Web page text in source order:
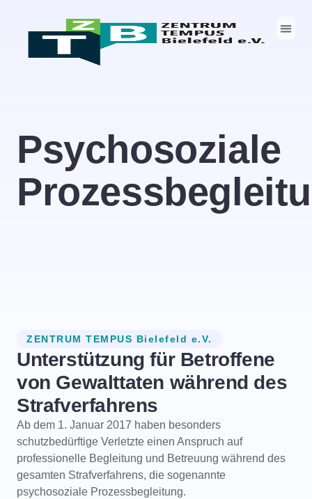
Psychosoziale
ZENTRUM TEMPUS Bielefeld e.V.
Unterstützung für Betroffene
von Gewalttaten während des
Strafverfahrens
Ab dem 1. Januar 2017 haben besonders
schutzbedürftige Verletzte einen Anspruch auf
professionelle Begleitung und Betreuung während des
gesamten Strafverfahrens, die sogenannte
psychosoziale Prozessbegleitung.